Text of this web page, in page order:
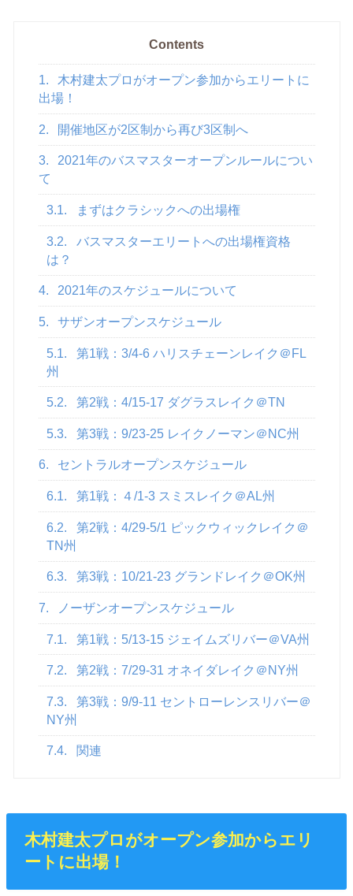
Contents
1.
木村建太プロがオープン参加からエリートに
出場！
2. 開催地区が2区制から再び3区制へ
3.
2021年のバスマスターオープンルールについ
て
3.1. まずはクラシックへの出場権
3.2.
バスマスターエリートへの出場権資格
は？
4. 2021年のスケジュールについて
5. サザンオープンスケジュール
5.1.
第1戦：3/4-6 ハリスチェーンレイク＠FL
州
5.2. 第2戦：4/15-17 ダグラスレイク＠TN
5.3. 第3戦：9/23-25 レイクノーマン＠NC州
6. セントラルオープンスケジュール
6.1. 第1戦：４/1-3 スミスレイク＠AL州
6.2.
第2戦：4/29-5/1 ピックウィックレイク＠
TN州
6.3. 第3戦：10/21-23 グランドレイク＠OK州
7. ノーザンオープンスケジュール
7.1. 第1戦：5/13-15 ジェイムズリバー＠VA州
7.2. 第2戦：7/29-31 オネイダレイク＠NY州
7.3.
第3戦：9/9-11 セントローレンスリバー＠
NY州
7.4. 関連
木村建太プロがオープン参加からエリ
ートに出場！